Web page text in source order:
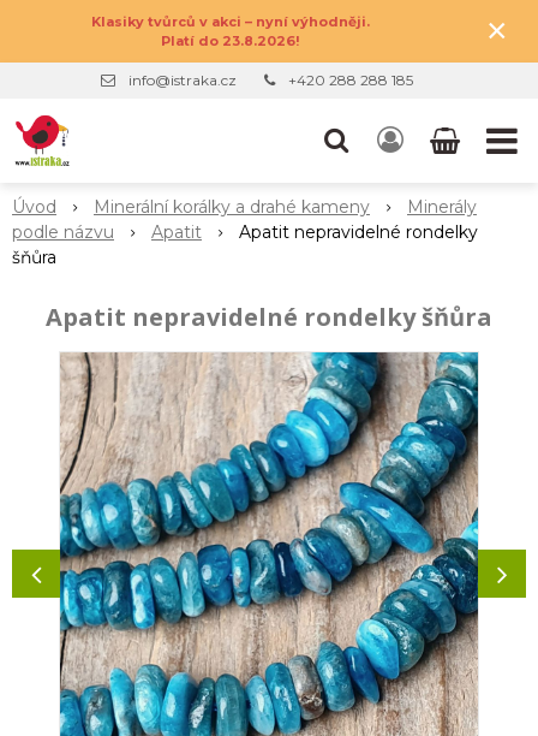
Klasiky tvůrců v akci – nyní výhodněji.
Platí do 23.8.2026!
×
info@istraka.cz +420 288 288 185
Úvod Minerální korálky a drahé kameny
Minerály
podle názvu
Apatit
Apatit nepravidelné rondelky
šňůra
Apatit nepravidelné rondelky šňůra